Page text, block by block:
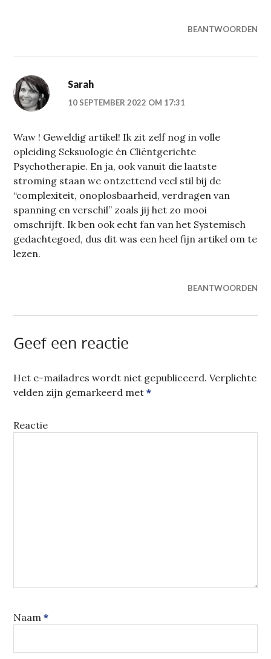
BEANTWOORDEN
Sarah
10 SEPTEMBER 2022 OM 17:31
Waw ! Geweldig artikel! Ik zit zelf nog in volle
opleiding Seksuologie én Cliëntgerichte
Psychotherapie. En ja, ook vanuit die laatste
stroming staan we ontzettend veel stil bij de
“complexiteit, onoplosbaarheid, verdragen van
spanning en verschil” zoals jij het zo mooi
omschrijft. Ik ben ook echt fan van het Systemisch
gedachtegoed, dus dit was een heel fijn artikel om te
lezen.
BEANTWOORDEN
Geef een reactie
Het e-mailadres wordt niet gepubliceerd. Verplichte
velden zijn gemarkeerd met*
Reactie
Naam*